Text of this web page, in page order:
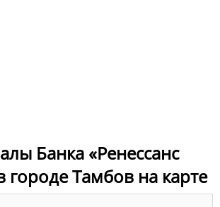
Банка «Ренессанс
городе Тамбов на карте